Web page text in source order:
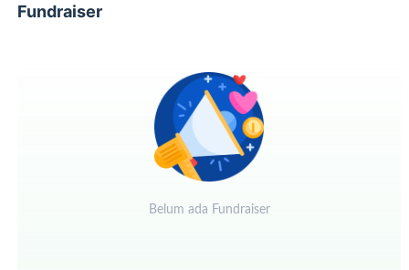
Fundraiser
Belum ada Fundraiser